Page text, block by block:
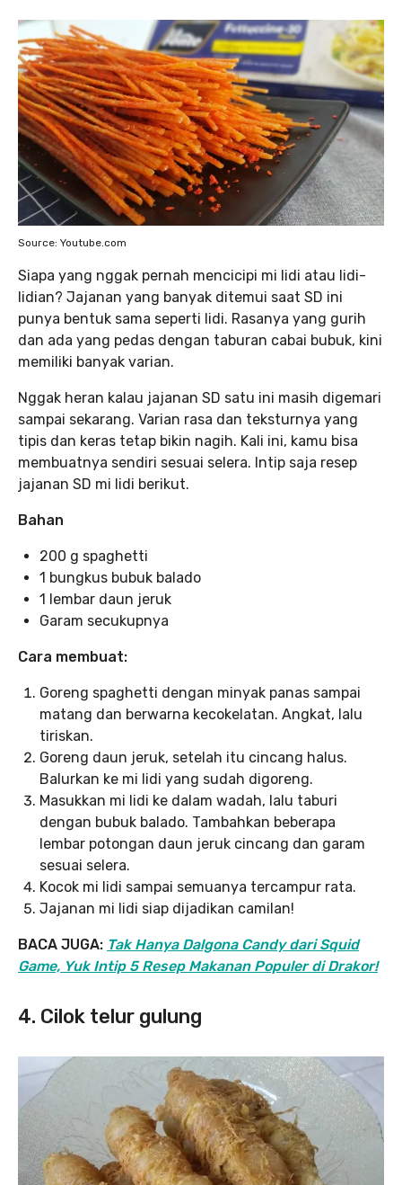
Source: Youtube.com
Siapa yang nggak pernah mencicipi mi lidi atau lidi-
lidian? Jajanan yang banyak ditemui saat SD ini
punya bentuk sama seperti lidi. Rasanya yang gurih
dan ada yang pedas dengan taburan cabai bubuk, kini
memiliki banyak varian.
Nggak heran kalau jajanan SD satu ini masih digemari
sampai sekarang. Varian rasa dan teksturnya yang
tipis dan keras tetap bikin nagih. Kali ini, kamu bisa
membuatnya sendiri sesuai selera. Intip saja resep
jajanan SD mi lidi berikut.
Bahan
200 g spaghetti
1 bungkus bubuk balado
1 lembar daun jeruk
Garam secukupnya
Cara membuat:
Goreng spaghetti dengan minyak panas sampai
matang dan berwarna kecokelatan. Angkat, lalu
tiriskan.
Goreng daun jeruk, setelah itu cincang halus.
Balurkan ke mi lidi yang sudah digoreng.
Masukkan mi lidi ke dalam wadah, lalu taburi
dengan bubuk balado. Tambahkan beberapa
lembar potongan daun jeruk cincang dan garam
sesuai selera.
Kocok mi lidi sampai semuanya tercampur rata.
Jajanan mi lidi siap dijadikan camilan!
BACA JUGA: Tak Hanya Dalgona Candy dari Squid
Game, Yuk Intip 5 Resep Makanan Populer di Drakor!
4. Cilok telur gulung